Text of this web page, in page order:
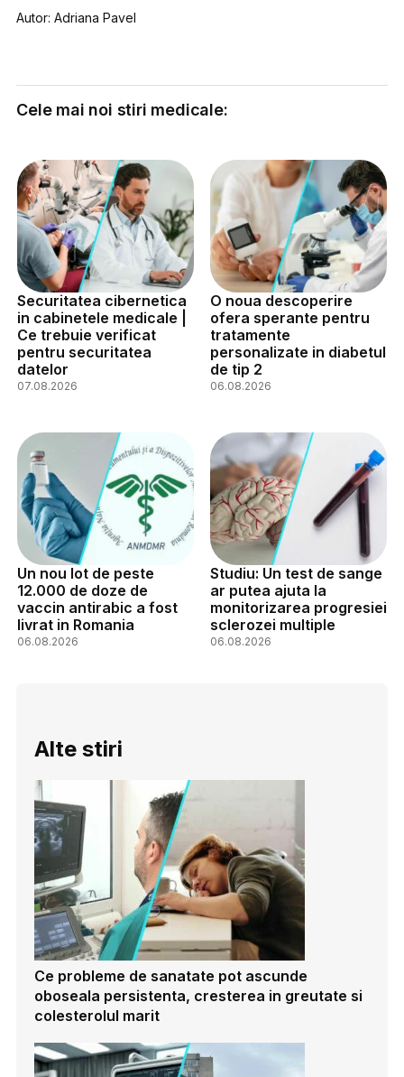
Autor: Adriana Pavel
Cele mai noi stiri medicale:
Securitatea cibernetica
in cabinetele medicale |
Ce trebuie verificat
pentru securitatea
datelor
07.08.2026
O noua descoperire
ofera sperante pentru
tratamente
personalizate in diabetul
de tip 2
06.08.2026
Un nou lot de peste
12.000 de doze de
vaccin antirabic a fost
livrat in Romania
06.08.2026
Studiu: Un test de sange
ar putea ajuta la
monitorizarea progresiei
sclerozei multiple
06.08.2026
Alte stiri
Ce probleme de sanatate pot ascunde
oboseala persistenta, cresterea in greutate si
colesterolul marit